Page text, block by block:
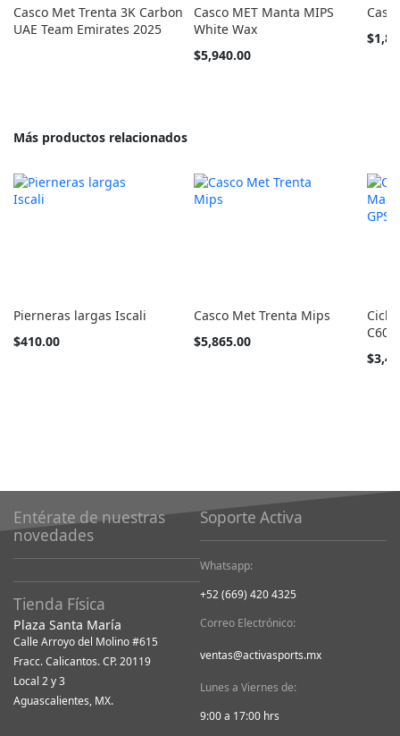
Casco Met Trenta 3K Carbon
UAE Team Emirates 2025
Casco MET Manta MIPS
White Wax
Tan
$5,940.00
Tan
Más productos relacionados
Pierneras largas Iscali
Tan
$410.00
Casco Met Trenta Mips
Tan
$5,865.00
C606
Entérate de nuestras
novedades
Tienda Física
Plaza Santa María
Calle Arroyo del Molino #615
Fracc. Calicantos. CP. 20119
Local 2 y 3
Aguascalientes, MX.
Soporte Activa
Whatsapp:
+52 (669) 420 4325
Correo Electrónico:
ventas@activasports.mx
Lunes a Viernes de:
9:00 a 17:00 hrs